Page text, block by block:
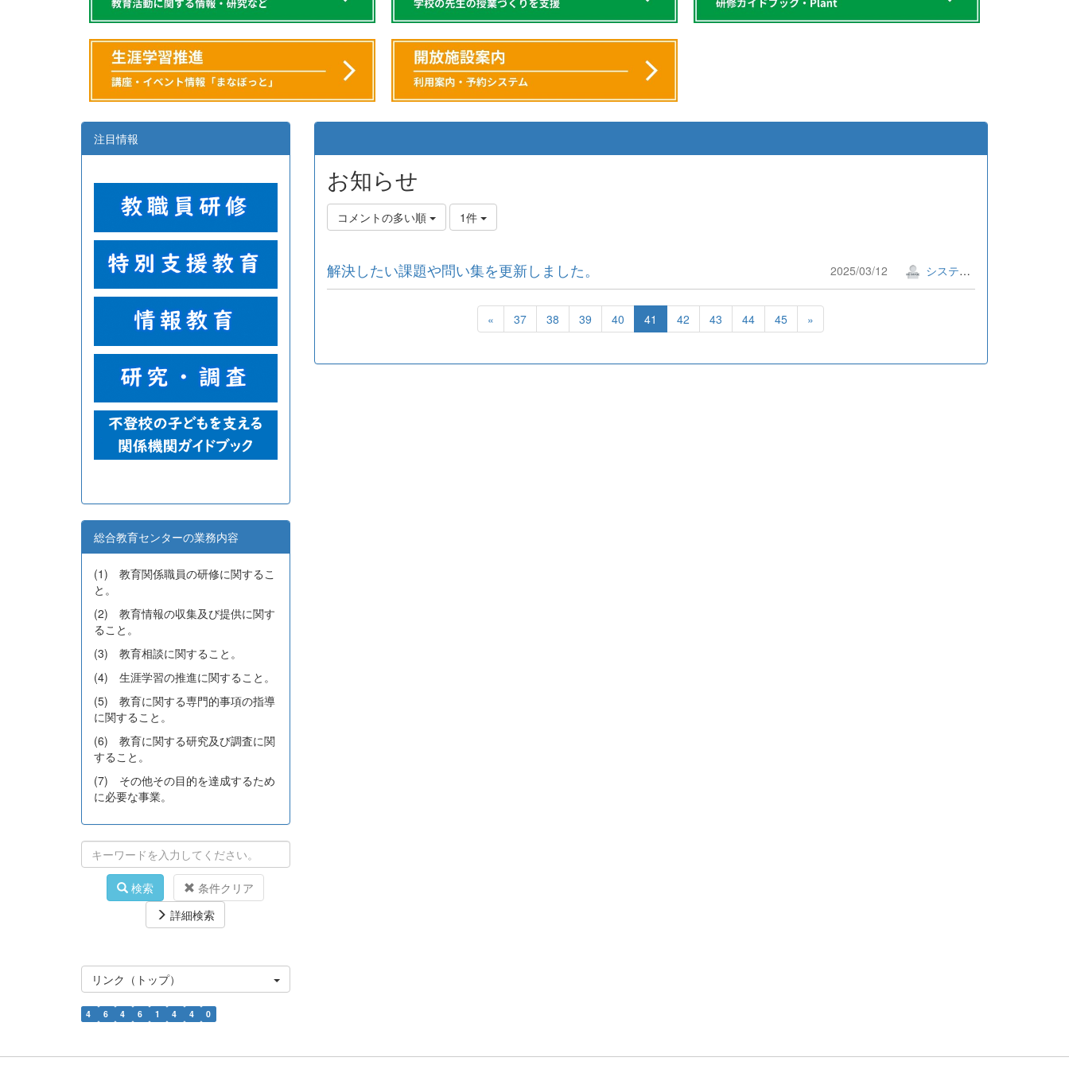
お知らせ
コメントの多い順 1件
解決したい課題や問い集を更新しました。 2025/03/12 システム管理者
« 37 38 39 40 41 42 43 44 45 »
注目情報
総合教育センターの業務内容
(1) 教育関係職員の研修に関するこ
と。
(2) 教育情報の収集及び提供に関す
ること。
(3) 教育相談に関すること。
(4) 生涯学習の推進に関すること。
(5) 教育に関する専門的事項の指導
に関すること。
(6) 教育に関する研究及び調査に関
すること。
(7) その他その目的を達成するため
に必要な事業。
検索
条件クリア
詳細検索
リンク（トップ）
4 6 4 6 1 4 4 0